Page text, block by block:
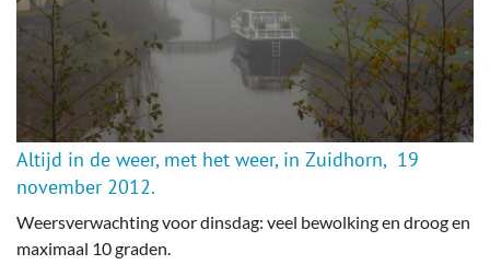
Altijd in de weer, met het weer, in Zuidhorn, 19
november 2012.
Weersverwachting voor dinsdag: veel bewolking en droog en
maximaal 10 graden.